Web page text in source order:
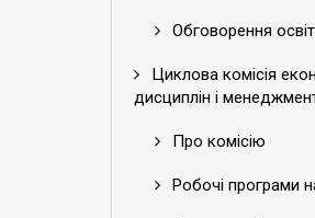
Обговорення
Циклова комісія
дисциплін і
Про комісію
Робочі програми